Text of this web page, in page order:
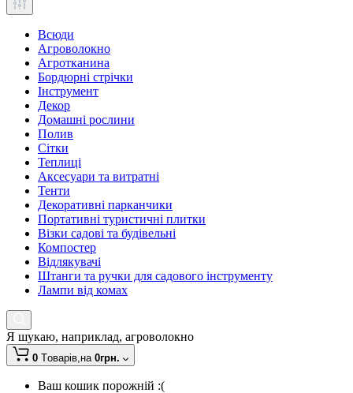
Всюди
Агроволокно
Агротканина
Бордюрні стрічки
Інструмент
Декор
Домашні рослини
Полив
Сітки
Теплиці
Аксесуари та витратні
Тенти
Декоративні парканчики
Портативні туристичні плитки
Візки садові та будівельні
Компостер
Відлякувачі
Штанги та ручки для садового інструменту
Лампи від комах
Я шукаю, наприклад, агроволокно
0 Tоварів,на 0грн.
Ваш кошик порожній :(